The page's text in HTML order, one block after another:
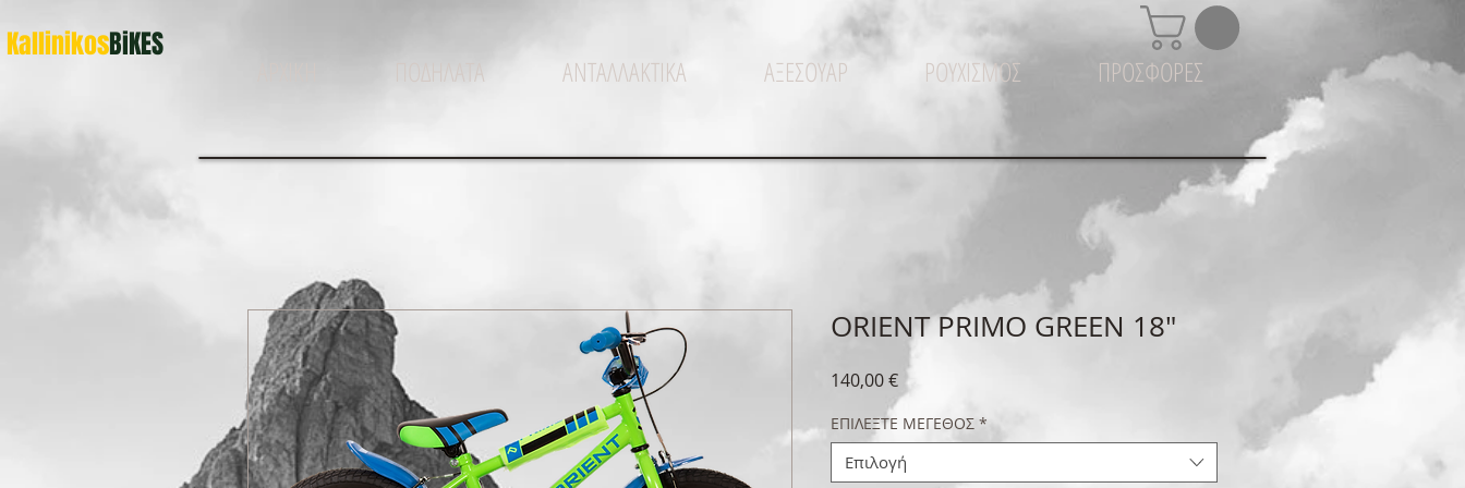
KallinikosBiKES
ΠΟΔΗΛΑΤΑ ΑΝΤΑΛΛΑΚΤΙΚΑ ΑΞΕΣΟΥΑΡ ΡΟΥΧΙΣΜΟΣ ΠΡΟΣΦΟΡΕΣ
ORIENT PRIMO GREEN 18"
140,00 €Τιμή
ΕΠΙΛΕΞΤΕ ΜΕΓΕΘΟΣ *
Επιλογή